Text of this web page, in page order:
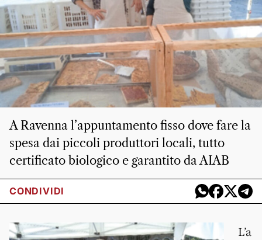
A Ravenna l’appuntamento fisso dove fare la
spesa dai piccoli produttori locali, tutto
certificato biologico e garantito da AIAB
CONDIVIDI
L’a